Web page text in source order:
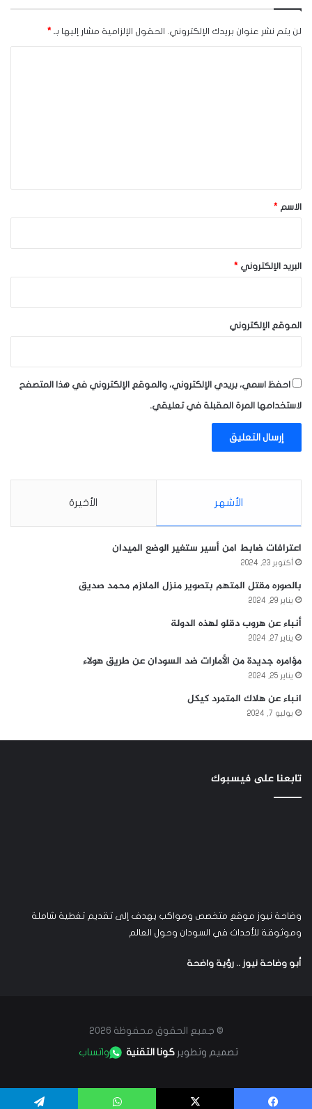
لن يتم نشر عنوان بريدك الإلكتروني. الحقول الإلزامية مشار إليها بـ *
*الاسم *
البريد الإلكتروني *
الموقع الإلكتروني
احفظ اسمي، بريدي الإلكتروني، والموقع الإلكتروني في هذا المتصفح
لاستخدامها المرة المقبلة في تعليقي.
الأشهر الأخيرة
اعترافات ضابط امن أسير ستغير الوضع الميدان
أكتوبر 23, 2024
بالصوره مقتل المتهم بتصوير منزل الملازم محمد صديق
يناير 29, 2024
أنباء عن هروب دقلو لهذه الدولة
يناير 27, 2024
مؤامره جديدة من الأمارات ضد السودان عن طريق هولاء
يناير 25, 2024
انباء عن هلاك المتمرد كيكل
يوليو 7, 2024
تابعنا على فيسبوك
وضاحة نيوز موقع متخصص ومواكب يهدف إلى تقديم تغطية شاملة
وموثوقة للأحداث في السودان وحول العالم
أبو وضاحة نيوز .. رؤية واضحة
© جميع الحقوق محفوظة 2026
تصميم وتطويركونا التقنية واتساب